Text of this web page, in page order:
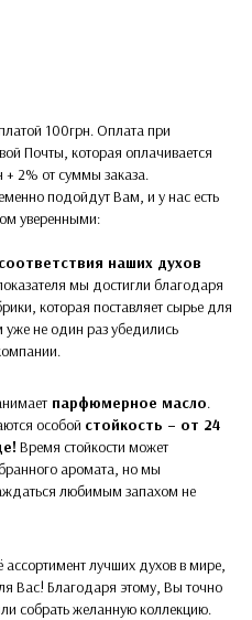
100грн. Оплата при
Почты, которая оплачивается
+ 2% от суммы заказа.
подойдут Вам, и у нас есть
уверенными:
соответствия наших духов
мы достигли благодаря
которая поставляет сырье для
не один раз убедились
парфюмерное масло.
особой стойкость – от 24
Время стойкости может
аромата, но мы
любимым запахом не
ассортимент лучших духов в мире,
Вас! Благодаря этому, Вы точно
собрать желанную коллекцию.